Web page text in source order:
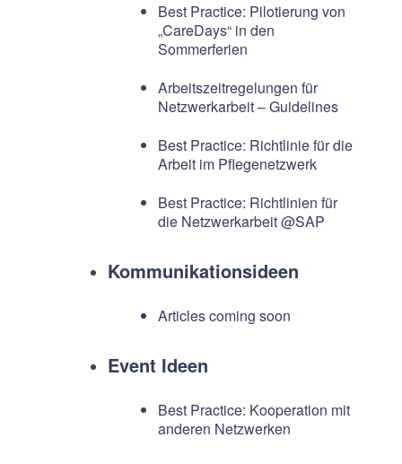
Best Practice: Pilotierung von
„CareDays“ in den
Sommerferien
Arbeitszeitregelungen für
Netzwerkarbeit – Guidelines
Best Practice: Richtlinie für die
Arbeit im Pflegenetzwerk
Best Practice: Richtlinien für
die Netzwerkarbeit @SAP
Kommunikationsideen
Articles coming soon
Event Ideen
Best Practice: Kooperation mit
anderen Netzwerken